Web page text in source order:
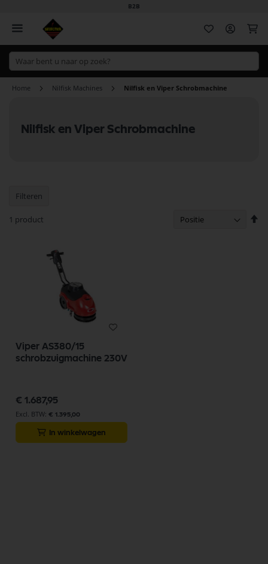
B2B
Home Nilfisk Machines Nilfisk en Viper Schrobmachine
Nilfisk en Viper Schrobmachine
1 product
Viper AS380/15
schrobzuigmachine 230V
€ 1.687,95
€ 1.395,00
In winkelwagen
Filteren